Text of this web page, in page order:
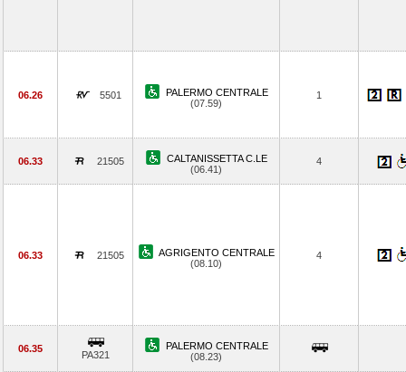
06.26 5501
PALERMO CENTRALE
(07.59)
1
06.33 21505
CALTANISSETTA C.LE
(06.41)
4
06.33 21505
AGRIGENTO CENTRALE
(08.10)
4
06.35
PA321
PALERMO CENTRALE
(08.23)